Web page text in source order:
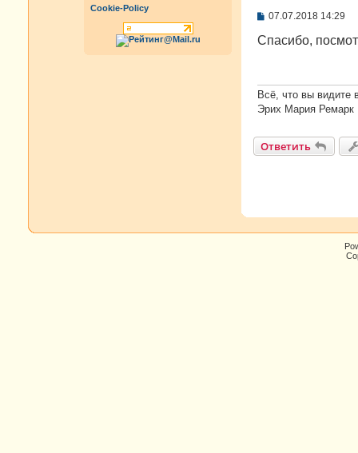
Cookie-Policy
С
о
н
и
е
07.07.2018 14:29
Спасибо,
Всё, что вы
Эрих Мария Ремарк
Ответить